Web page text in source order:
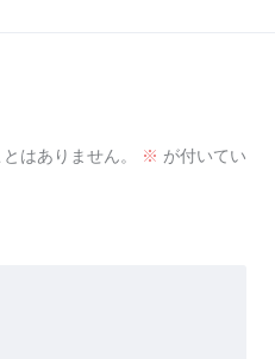
はありません。 ※ が付いてい